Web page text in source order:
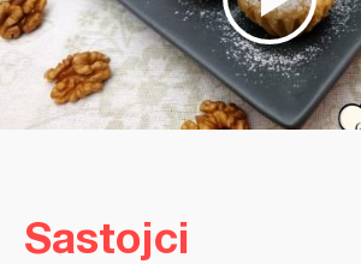
Sastojci